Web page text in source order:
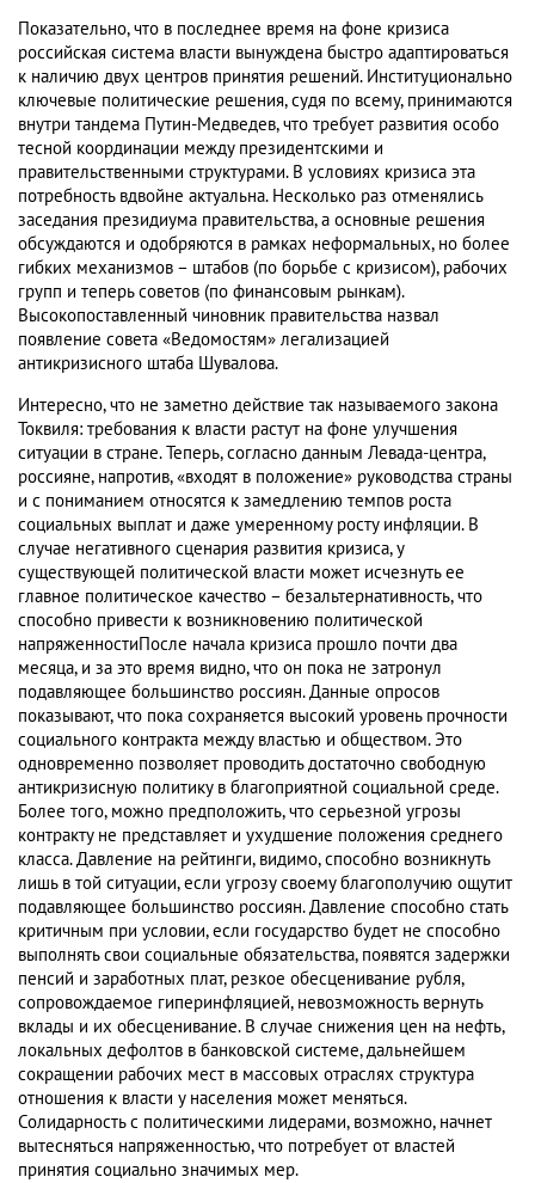
Показательно, что в последнее время на фоне кризиса
российская система власти вынуждена быстро адаптироваться
к наличию двух центров принятия решений. Институционально
ключевые политические решения, судя по всему, принимаются
внутри тандема Путин-Медведев, что требует развития особо
тесной координации между президентскими и
правительственными структурами. В условиях кризиса эта
потребность вдвойне актуальна. Несколько раз отменялись
заседания президиума правительства, а основные решения
обсуждаются и одобряются в рамках неформальных, но более
гибких механизмов – штабов (по борьбе с кризисом), рабочих
групп и теперь советов (по финансовым рынкам).
Высокопоставленный чиновник правительства назвал
появление совета «Ведомостям» легализацией
антикризисного штаба Шувалова.
Интересно, что не заметно действие так называемого закона
Токвиля: требования к власти растут на фоне улучшения
ситуации в стране. Теперь, согласно данным Левада-центра,
россияне, напротив, «входят в положение» руководства страны
и с пониманием относятся к замедлению темпов роста
социальных выплат и даже умеренному росту инфляции. В
случае негативного сценария развития кризиса, у
существующей политической власти может исчезнуть ее
главное политическое качество – безальтернативность, что
способно привести к возникновению политической
напряженностиПосле начала кризиса прошло почти два
месяца, и за это время видно, что он пока не затронул
подавляющее большинство россиян. Данные опросов
показывают, что пока сохраняется высокий уровень прочности
социального контракта между властью и обществом. Это
одновременно позволяет проводить достаточно свободную
антикризисную политику в благоприятной социальной среде.
Более того, можно предположить, что серьезной угрозы
контракту не представляет и ухудшение положения среднего
класса. Давление на рейтинги, видимо, способно возникнуть
лишь в той ситуации, если угрозу своему благополучию ощутит
подавляющее большинство россиян. Давление способно стать
критичным при условии, если государство будет не способно
выполнять свои социальные обязательства, появятся задержки
пенсий и заработных плат, резкое обесценивание рубля,
сопровождаемое гиперинфляцией, невозможность вернуть
вклады и их обесценивание. В случае снижения цен на нефть,
локальных дефолтов в банковской системе, дальнейшем
сокращении рабочих мест в массовых отраслях структура
отношения к власти у населения может меняться.
Солидарность с политическими лидерами, возможно, начнет
вытесняться напряженностью, что потребует от властей
принятия социально значимых мер.